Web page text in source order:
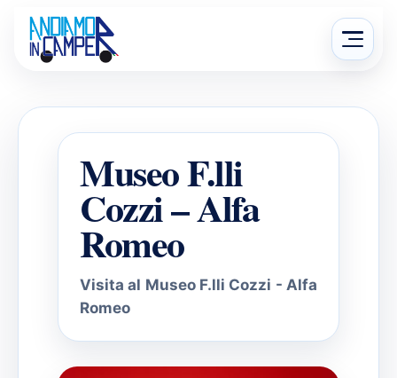
Salta
al
contenuto
Apri
menu
Museo F.lli
Cozzi – Alfa
Romeo
Visita al Museo F.lli Cozzi - Alfa
Romeo